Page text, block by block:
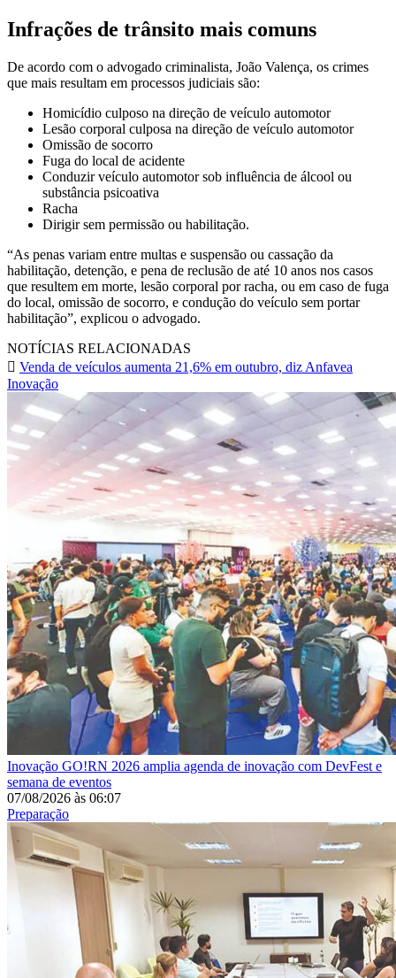
Infrações de trânsito mais comuns
De acordo com o advogado criminalista, João Valença, os crimes
que mais resultam em processos judiciais são:
Homicídio culposo na direção de veículo automotor
Lesão corporal culposa na direção de veículo automotor
Omissão de socorro
Fuga do local de acidente
Conduzir veículo automotor sob influência de álcool ou
substância psicoativa
Racha
Dirigir sem permissão ou habilitação.
“As penas variam entre multas e suspensão ou cassação da
habilitação, detenção, e pena de reclusão de até 10 anos nos casos
que resultem em morte, lesão corporal por racha, ou em caso de fuga
do local, omissão de socorro, e condução do veículo sem portar
habilitação”, explicou o advogado.
NOTÍCIAS RELACIONADAS
Venda de veículos aumenta 21,6% em outubro, diz Anfavea
Inovação
Inovação GO!RN 2026 amplia agenda de inovação com DevFest e
semana de eventos
07/08/2026 às 06:07
Preparação